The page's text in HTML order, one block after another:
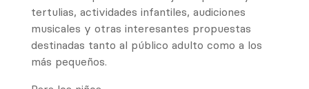
tertulias, actividades infantiles, audiciones
musicales y otras interesantes propuestas
destinadas tanto al público adulto como a los
más pequeños.